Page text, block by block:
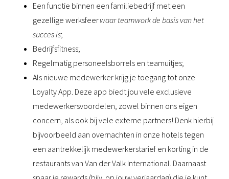
Een functie binnen een familiebedrijf met een
gezellige werksfeerwaar teamwork de basis van het
succes is;
Bedrijfsfitness;
Regelmatig personeelsborrels en teamuitjes;
Als nieuwe medewerker krijg je toegang tot onze
Loyalty App. Deze app biedt jou vele exclusieve
medewerkersvoordelen, zowel binnen ons eigen
concern, als ook bij vele externe partners! Denk hierbij
bijvoorbeeld aan overnachten in onze hotels tegen
een aantrekkelijk medewerkerstarief en korting in de
restaurants van Van der Valk International. Daarnaast